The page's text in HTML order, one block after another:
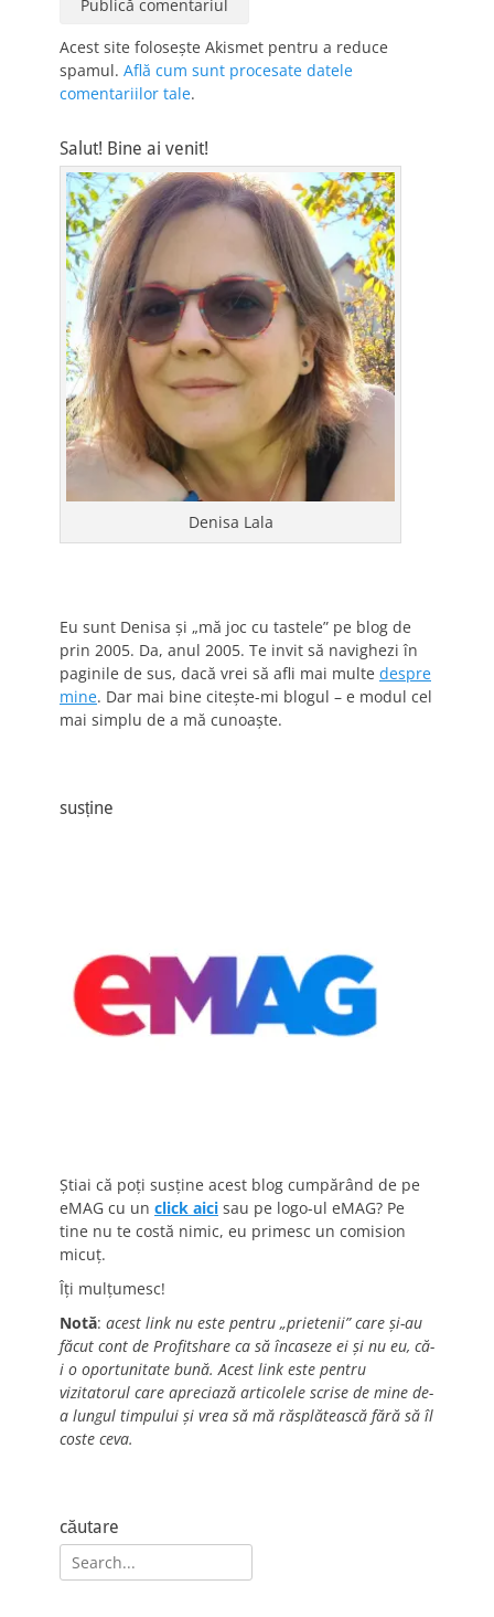
Acest site folosește Akismet pentru a reduce
spamul. Află cum sunt procesate datele
comentariilor tale.
Salut! Bine ai venit!
Denisa Lala
Eu sunt Denisa și „mă joc cu tastele” pe blog de
prin 2005. Da, anul 2005. Te invit să navighezi în
paginile de sus, dacă vrei să afli mai multe despre
mine. Dar mai bine citește-mi blogul – e modul cel
mai simplu de a mă cunoaște.
susține
Știai că poți susține acest blog cumpărând de pe
eMAG cu un click aici sau pe logo-ul eMAG? Pe
tine nu te costă nimic, eu primesc un comision
micuț.
Îți mulțumesc!
Notă: acest link nu este pentru „prietenii” care și-au
făcut cont de Profitshare ca să încaseze ei și nu eu, că-
i o oportunitate bună. Acest link este pentru
vizitatorul care apreciază articolele scrise de mine de-
a lungul timpului și vrea să mă răsplătească fără să îl
coste ceva.
căutare
Search
for: